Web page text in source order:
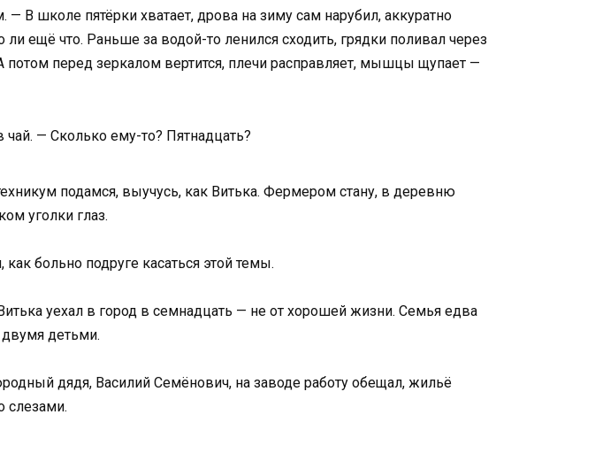
В школе пятёрки хватает, дрова на зиму сам нарубил, аккуратно
ещё что. Раньше за водой-то ленился сходить, грядки поливал через
потом перед зеркалом вертится, плечи расправляет, мышцы щупает —
— Сколько ему-то? Пятнадцать?
подамся, выучусь, как Витька. Фермером стану, в деревню
уголки глаз.
больно подруге касаться этой темы.
уехал в город в семнадцать — не от хорошей жизни. Семья едва
детьми.
дядя, Василий Семёнович, на заводе работу обещал, жильё
слезами.